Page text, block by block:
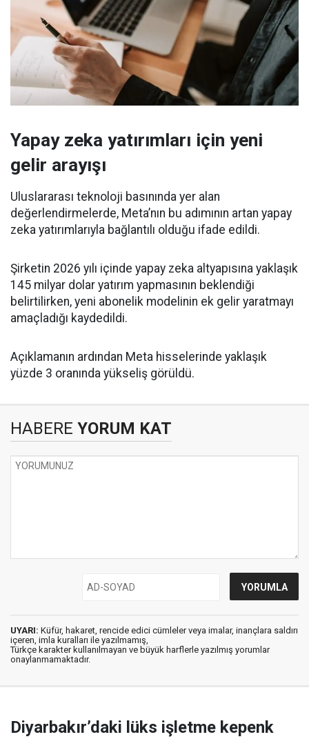
Yapay zeka yatırımları için yeni
gelir arayışı
Uluslararası teknoloji basınında yer alan
değerlendirmelerde, Meta’nın bu adımının artan yapay
zeka yatırımlarıyla bağlantılı olduğu ifade edildi.
Şirketin 2026 yılı içinde yapay zeka altyapısına yaklaşık
145 milyar dolar yatırım yapmasının beklendiği
belirtilirken, yeni abonelik modelinin ek gelir yaratmayı
amaçladığı kaydedildi.
Açıklamanın ardından Meta hisselerinde yaklaşık
yüzde 3 oranında yükseliş görüldü.
HABERE YORUM KAT
UYARI: Küfür, hakaret, rencide edici cümleler veya imalar, inançlara saldırı
içeren, imla kuralları ile yazılmamış,
Türkçe karakter kullanılmayan ve büyük harflerle yazılmış yorumlar
onaylanmamaktadır.
Diyarbakır’daki lüks işletme kepenk